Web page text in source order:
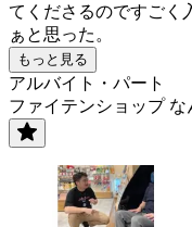
てくださるのですごく
ぁと思った。
もっと見る
アルバイト・パート
ファイテンショップ